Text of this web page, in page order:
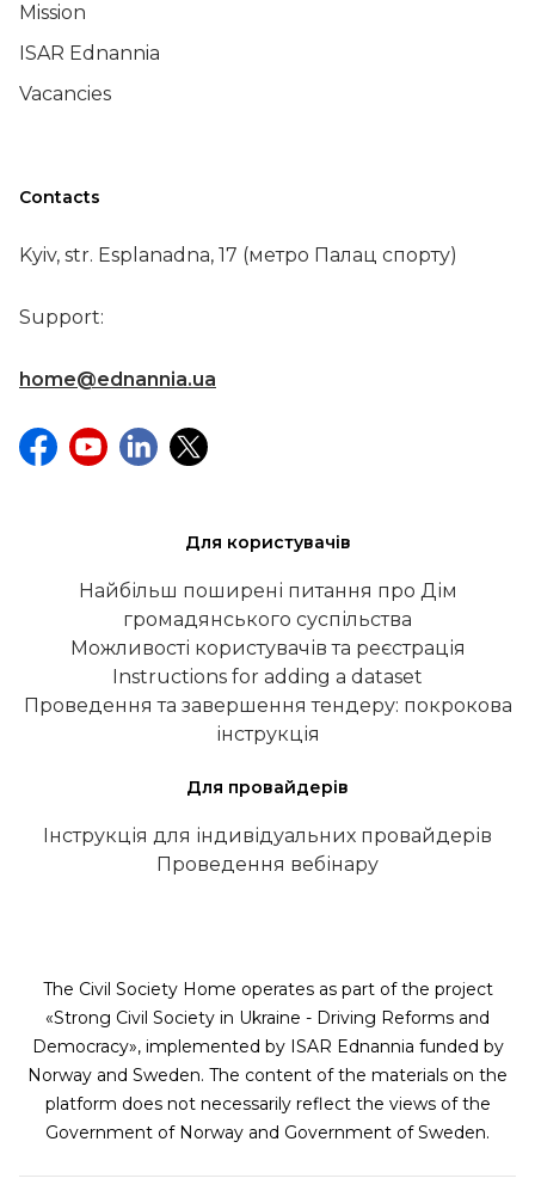
Mission
ISAR Ednannia
Vacancies
Contacts
Kyiv, str. Esplanadna, 17 (метро Палац спорту)
Support:
home@ednannia.ua
Для користувачів
Найбільш поширені питання про Дім
громадянського суспільства
Можливості користувачів та реєстрація
Instructions for adding a dataset
Проведення та завершення тендеру: покрокова
інструкція
Для провайдерів
Інструкція для індивідуальних провайдерів
Проведення вебінару
The Civil Society Home operates as part of the project
«Strong Civil Society in Ukraine - Driving Reforms and
Democracy», implemented by ISAR Ednannia funded by
Norway and Sweden. The content of the materials on the
platform does not necessarily reflect the views of the
Government of Norway and Government of Sweden.